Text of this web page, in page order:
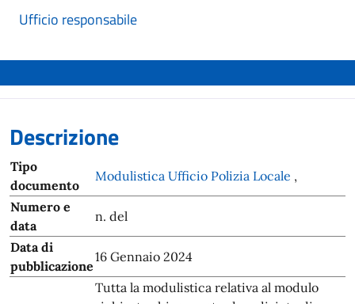
Ufficio responsabile
Descrizione
Tipo
documento
Modulistica Ufficio Polizia Locale ,
Numero e
data
n. del
Data di
pubblicazione
16 Gennaio 2024
Tutta la modulistica relativa al modulo